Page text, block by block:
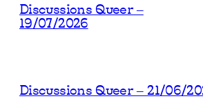
Discussions Queer –
19/07/2026
Discussions Queer – 21/06/